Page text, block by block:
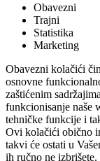
Obavezni
Trajni
Statistika
Marketing
Obavezni kolačići
osnovne
zaštićenim
funkcionisanje naše
tehničke funkcije i
Ovi kolačići obično
takvi će ostati u
ih ručno ne